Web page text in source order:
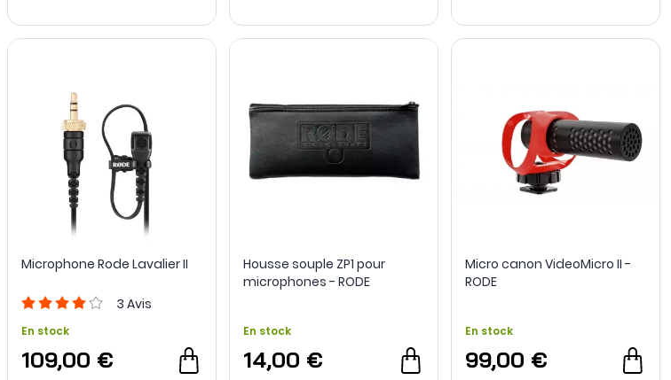
Microphone Rode Lavalier II
3 Avis
En stock
109,00 €
Housse souple ZP1 pour
microphones - RODE
En stock
14,00 €
Micro canon VideoMicro II -
RODE
En stock
99,00 €